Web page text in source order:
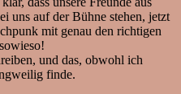
uns auf der Bühne stehen, jetzt
mit genau den richtigen
und das, obwohl ich
finde.